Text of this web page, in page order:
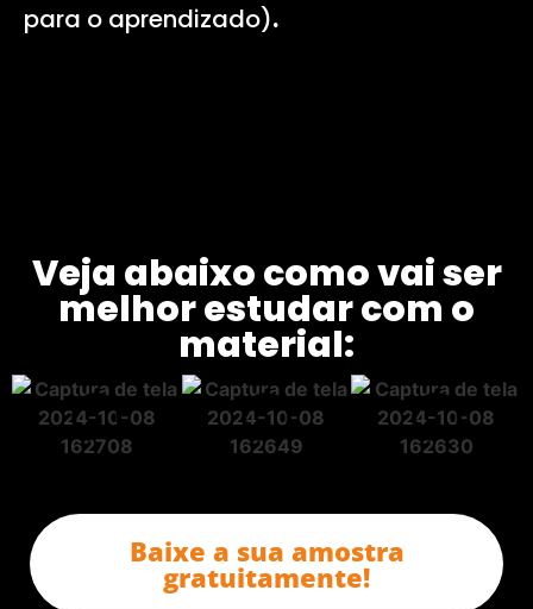
para o aprendizado).
Veja abaixo como vai ser
melhor estudar com o
material:
Baixe a sua amostra
gratuitamente!